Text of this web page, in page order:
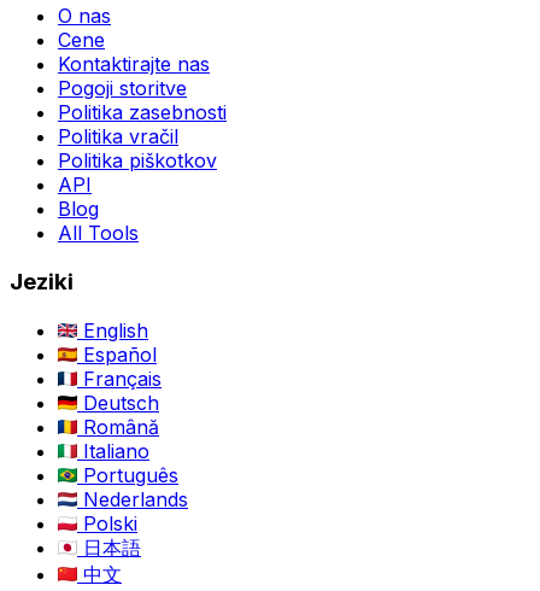
O nas
Cene
Kontaktirajte nas
Pogoji storitve
Politika zasebnosti
Politika vračil
Politika piškotkov
API
Blog
All Tools
Jeziki
English
Español
Français
Deutsch
Română
Italiano
Português
Nederlands
Polski
日本語
中文